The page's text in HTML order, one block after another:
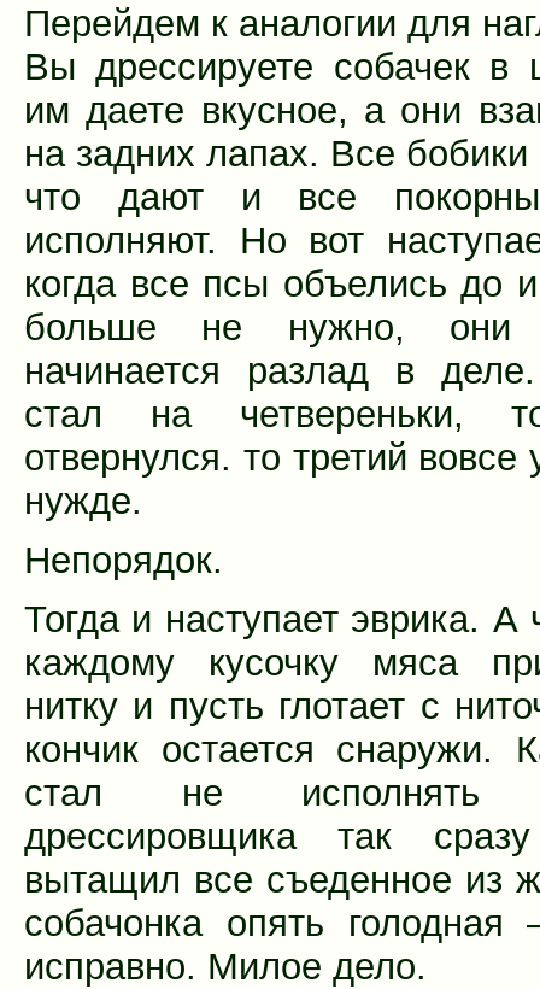
Перейдем к аналогии для
Вы дрессируете собачек в
им даете вкусное, а они
на задних лапах. Все бобики
что дают и все
исполняют. Но вот
когда все псы объелись до
больше не нужно,
начинается разлад в
стал на четвереньки,
отвернулся. то третий
нужде.
Непорядок.
Тогда и наступает эврика. А
каждому кусочку мяса
нитку и пусть глотает с
кончик остается снаружи.
стал не исполнять
дрессировщика так
вытащил все съеденное из
собачонка опять
исправно. Милое дело.